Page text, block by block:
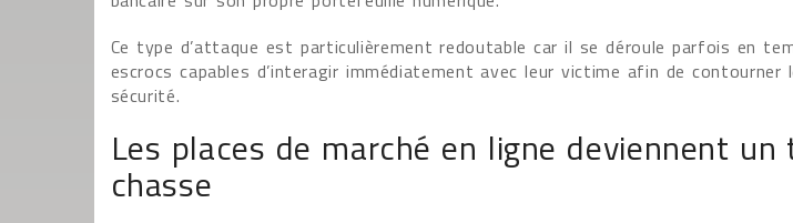
Ce type d’attaque est particulièrement redoutable car il se déroule parfois en
escrocs capables d’interagir immédiatement avec leur victime afin de
sécurité.
Les places de marché en ligne deviennent un
chasse